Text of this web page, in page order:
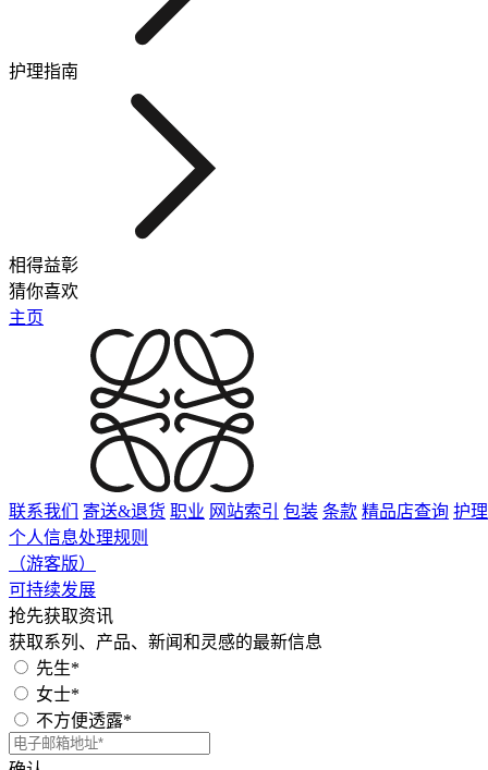
护理指南
相得益彰
猜你喜欢
主页
联系我们 寄送&退货 职业 网站索引 包装 条款 精品店查询 护
个人信息处理规则
（游客版）
可持续发展
抢先获取资讯
获取系列、产品、新闻和灵感的最新信息
先生*
女士*
不方便透露*